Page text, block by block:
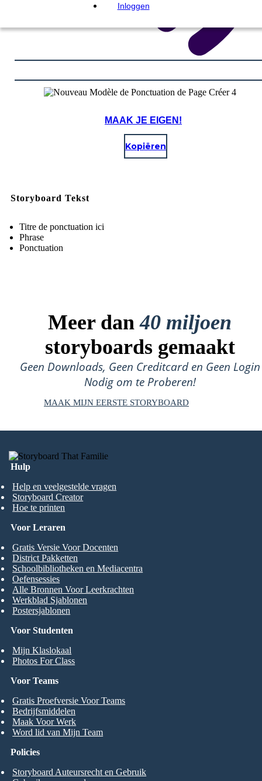
Inloggen
MAAK JE EIGEN!
Kopiëren
Storyboard Tekst
Titre de ponctuation ici
Phrase
Ponctuation
Meer dan40 miljoen
storyboards gemaakt
Geen Downloads, Geen Creditcard en Geen Login
Nodig om te Proberen!
MAAK MIJN EERSTE STORYBOARD
Hulp
Help en veelgestelde vragen
Storyboard Creator
Hoe te printen
Voor Studenten
Mijn Klaslokaal
Photos For Class
Voor Leraren
Gratis Versie Voor Docenten
District Pakketten
Schoolbibliotheken en Mediacentra
Oefensessies
Alle Bronnen Voor Leerkrachten
Werkblad Sjablonen
Postersjablonen
Voor Teams
Gratis Proefversie Voor Teams
Bedrijfsmiddelen
Maak Voor Werk
Word lid van Mijn Team
Policies
Storyboard Auteursrecht en Gebruik